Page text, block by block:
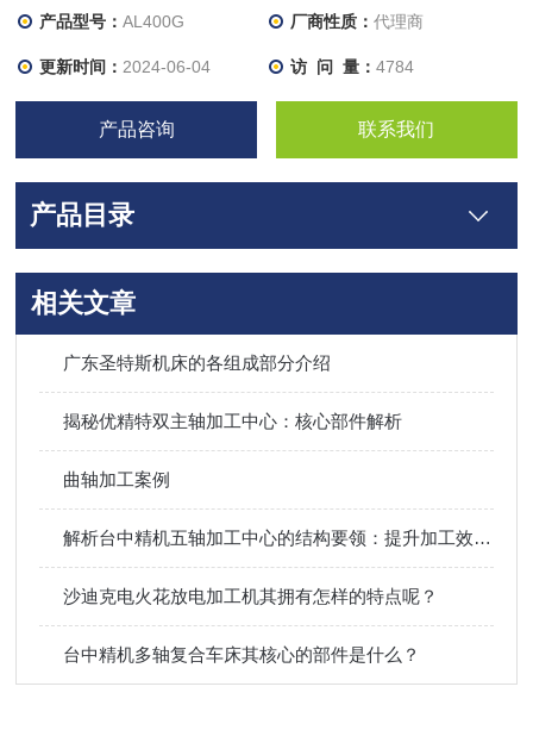
关键技术均自主开发生产的zui高级的性能
产品型号：AL400G 厂商性质： 代理商
更新时间： 2024-06-04 访 问 量： 4784
产品咨询 联系我们
产品目录
相关文章
广东圣特斯机床的各组成部分介绍
揭秘优精特双主轴加工中心：核心部件解析
曲轴加工案例
解析台中精机五轴加工中心的结构要领：提升加工效率的关键
沙迪克电火花放电加工机其拥有怎样的特点呢？
台中精机多轴复合车床其核心的部件是什么？